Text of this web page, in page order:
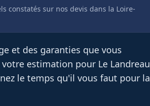
constatés sur nos devis dans la Loire-
et des garanties que vous
votre estimation pour Le Landreau
le temps qu'il vous faut pour la